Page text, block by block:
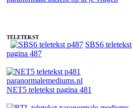
TELETEKST
SBS6 teletekst
pagina 487
NET5 teletekst pagina 481